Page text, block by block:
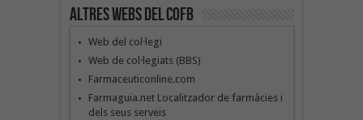
Altres webs del COFB
Web del col·legi
Web de col·legiats (BBS)
Farmaceuticonline.com
Farmaguia.net Localitzador de farmàcies i
dels seus serveis